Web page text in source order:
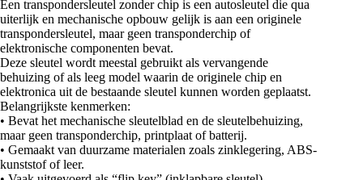
Een transpondersleutel zonder chip is een autosleutel die qua
uiterlijk en mechanische opbouw gelijk is aan een originele
transpondersleutel, maar geen transponderchip of
elektronische componenten bevat.
Deze sleutel wordt meestal gebruikt als vervangende
behuizing of als leeg model waarin de originele chip en
elektronica uit de bestaande sleutel kunnen worden geplaatst.
Belangrijkste kenmerken:
• Bevat het mechanische sleutelblad en de sleutelbehuizing,
maar geen transponderchip, printplaat of batterij.
• Gemaakt van duurzame materialen zoals zinklegering, ABS-
kunststof of leer.